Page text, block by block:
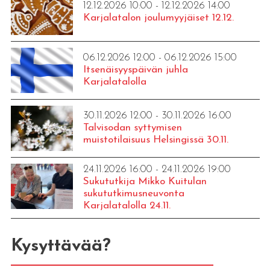
12.12.2026 10:00 - 12.12.2026 14:00
Karjalatalon joulumyyjäiset 12.12.
06.12.2026 12:00 - 06.12.2026 15:00
Itsenäisyyspäivän juhla
Karjalatalolla
30.11.2026 12:00 - 30.11.2026 16:00
Talvisodan syttymisen
muistotilaisuus Helsingissä 30.11.
24.11.2026 16:00 - 24.11.2026 19:00
Sukututkija Mikko Kuitulan
sukututkimusneuvonta
Karjalatalolla 24.11.
Kysyttävää?